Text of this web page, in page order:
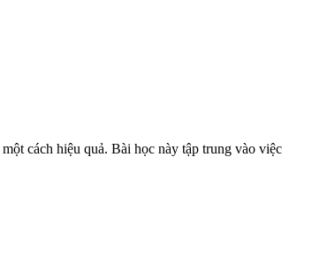
cách hiệu quả. Bài học này tập trung vào việc